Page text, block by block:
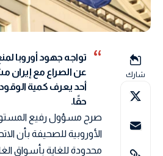
شارك
تواجه جهود أوروبا
عن الصراع مع إيران
أحد يعرف كمية الوقود
حقًا.
صرح مسؤول رفيع
الأوروبية للصحيفة بأن
محدودة للغاية بأسواق